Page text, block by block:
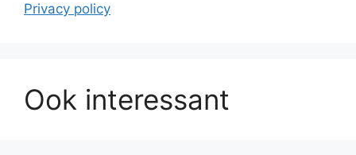
Privacy policy
Ook interessant